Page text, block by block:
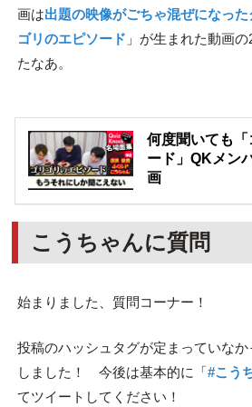
画は出題の映像がごちゃ混ぜになった
ゴリのエピソード 」が生まれた動画
たなあ。
何度聞いても
ード」QKメン
画
こうちゃんに質問
始まりました、質問コーナー！
投稿のハッシュタグが定まっていな
しました！ 今後は基本的に「#こう
てツイートしてください！